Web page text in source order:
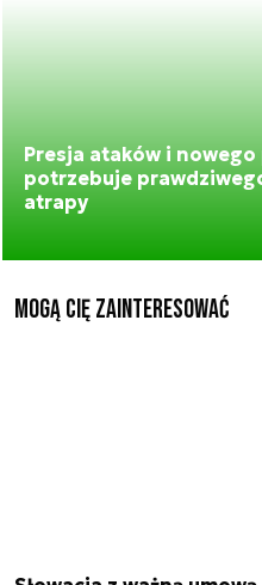
Presja ataków i
potrzebuje
atrapy
Mogą Cię zainteresować